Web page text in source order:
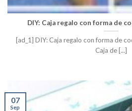
DIY: Caja regalo con forma de
[ad_1] DIY: Caja regalo con forma de
Caja de [...]
07
Sep